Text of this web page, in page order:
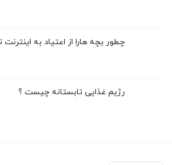
چطور بچه هارا از اعتیاد به
رژیم غذایی تابستانه چیست ؟